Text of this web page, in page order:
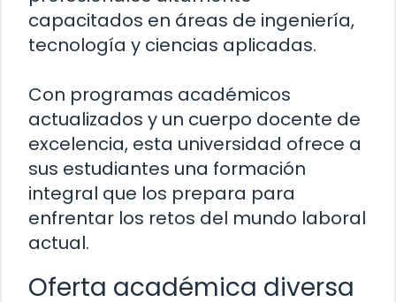
capacitados en áreas de ingeniería,
tecnología y ciencias aplicadas.
Con programas académicos
actualizados y un cuerpo docente de
excelencia, esta universidad ofrece a
sus estudiantes una formación
integral que los prepara para
enfrentar los retos del mundo laboral
actual.
Oferta académica diversa